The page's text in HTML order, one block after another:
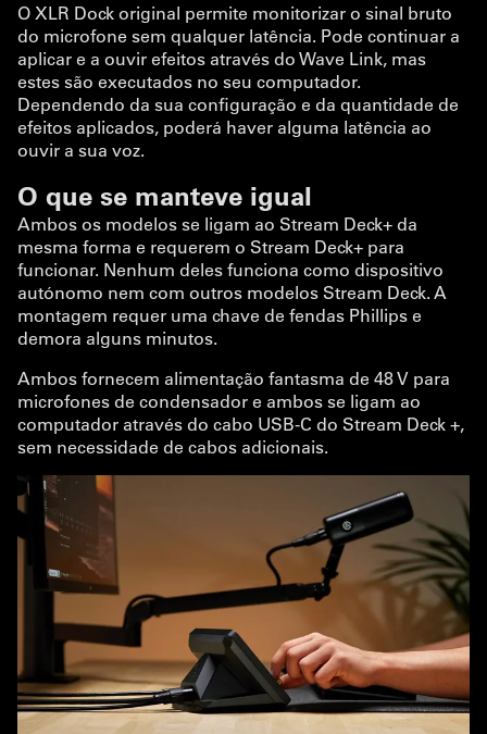
O XLR Dock original permite monitorizar o sinal bruto
do microfone sem qualquer latência. Pode continuar a
aplicar e a ouvir efeitos através do Wave Link, mas
estes são executados no seu computador.
Dependendo da sua configuração e da quantidade de
efeitos aplicados, poderá haver alguma latência ao
ouvir a sua voz.
O que se manteve igual
Ambos os modelos se ligam ao Stream Deck+ da
mesma forma e requerem o Stream Deck+ para
funcionar. Nenhum deles funciona como dispositivo
autónomo nem com outros modelos Stream Deck. A
montagem requer uma chave de fendas Phillips e
demora alguns minutos.
Ambos fornecem alimentação fantasma de 48 V para
microfones de condensador e ambos se ligam ao
computador através do cabo USB-C do Stream Deck +,
sem necessidade de cabos adicionais.